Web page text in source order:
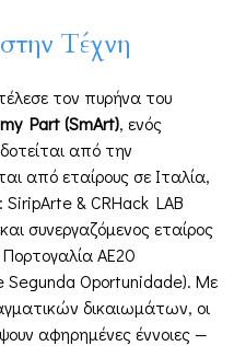
Τέχνη
τον πυρήνα του
Part (SmArt), ενός
από την
από εταίρους σε Ιταλία,
SiripArte & CRHack LAB
συνεργαζόμενος εταίρος
AE20
Oportunidade). Με
δικαιωμάτων, οι
αφηρημένες έννοιες —